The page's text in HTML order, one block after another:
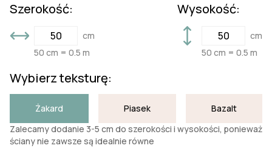
Szerokość:
cm
50 cm = 0.5 m
Wysokość:
cm
50 cm = 0.5 m
Wybierz teksturę:
Żakard Piasek
Bazalt
Zalecamy dodanie 3-5 cm do szerokości i wysokości, ponieważ
ściany nie zawsze są idealnie równe